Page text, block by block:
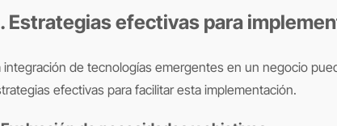
Estrategias efectivas para
integración de tecnologías emergentes en un negocio
efectivas para facilitar esta implementación.